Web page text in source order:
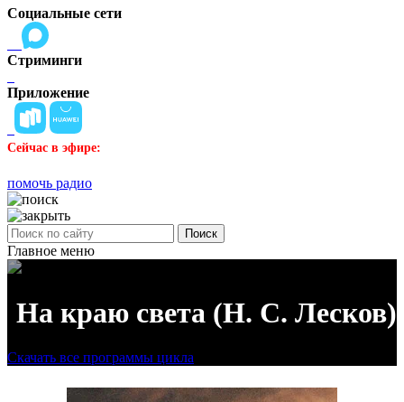
Социальные сети
Стриминги
Приложение
Сейчас в эфире:
помочь радио
Поиск
Главное меню
На краю света (Н. С. Лесков)
Скачать все программы цикла